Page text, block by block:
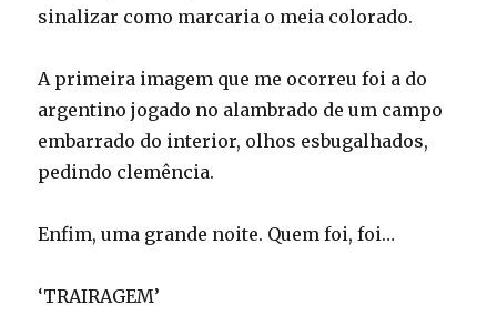
sinalizar como marcaria o meia colorado.
A primeira imagem que me ocorreu foi a do
argentino jogado no alambrado de um campo
embarrado do interior, olhos esbugalhados,
pedindo clemência.
Enfim, uma grande noite. Quem foi, foi…
‘TRAIRAGEM’